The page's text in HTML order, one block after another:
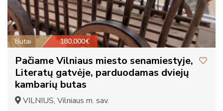
Butai 180,000€
Pačiame Vilniaus miesto senamiestyje,
Literatų gatvėje, parduodamas dviejų
kambarių butas
VILNIUS, Vilniaus m. sav.